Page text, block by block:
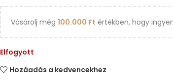
Vásárolj még 100.000 Ft értékben, hogy
Elfogyott
Hozáadás a kedvencekhez